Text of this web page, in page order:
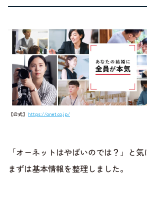
【公式】 https://onet.co.jp/
「オーネットはやばいのでは？」と気
まずは基本情報を整理しました。